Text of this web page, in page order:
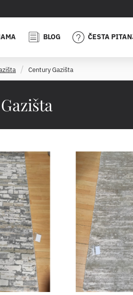
BLOG ČESTA
Century Gazišta